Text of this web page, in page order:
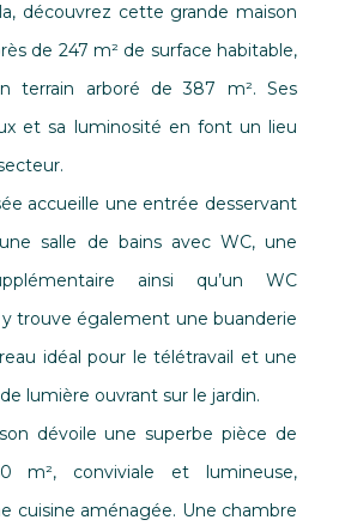
découvrez cette grande maison
de 247 m² de surface habitable,
terrain arboré de 387 m². Ses
et sa luminosité en font un lieu
accueille une entrée desservant
salle de bains avec WC, une
ainsi qu’un WC
trouve également une buanderie
idéal pour le télétravail et une
lumière ouvrant sur le jardin.
dévoile une superbe pièce de
m², conviviale et lumineuse,
cuisine aménagée. Une chambre